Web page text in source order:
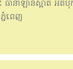
ធានាឡានស្អាត អត់
នំពេញ